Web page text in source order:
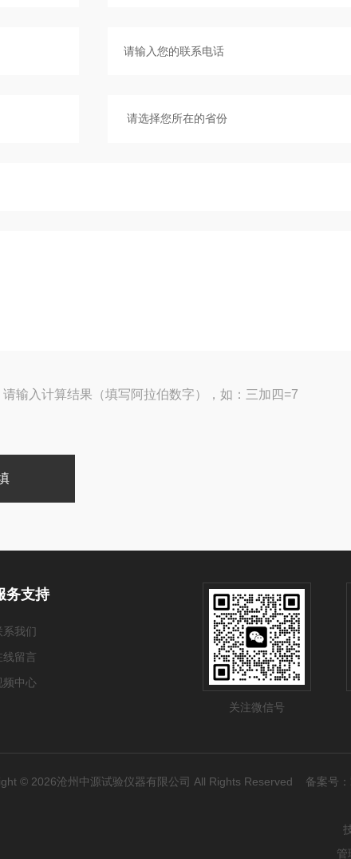
请输入计算结果（填写阿拉伯数字），如：三加四=7
务支持
系我们
线留言
频中心
关注微信号
© 2026沧州中源试验仪器有限公司 All Rights Reserved 备案号：
管